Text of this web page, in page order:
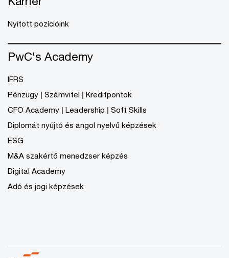
Nyitott pozícióink
PwC's Academy
IFRS
Pénzügy | Számvitel | Kreditpontok
CFO Academy | Leadership | Soft Skills
Diplomát nyújtó és angol nyelvű képzések
ESG
M&A szakértő menedzser képzés
Digital Academy
Adó és jogi képzések